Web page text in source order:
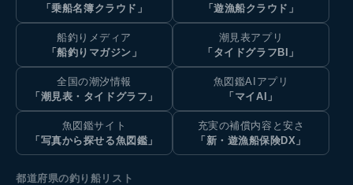
「乗船名簿クラウド」
「遊漁船クラウド」
船釣りメディア
「船釣りマガジン」
潮見表アプリ
「タイドグラフBI」
全国の潮汐情報
「潮見表・タイドグラフ」
魚図鑑AIアプリ
「マイAI」
魚図鑑サイト
「写真から探せる魚図鑑」
充実の補償内容と安さ
「新・遊漁船保険DX」
都道府県の釣り船リスト